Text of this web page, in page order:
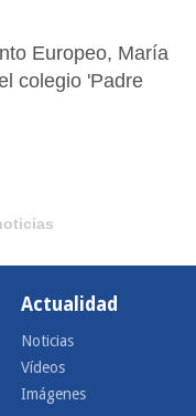
Europeo, María
colegio 'Padre
Actualidad
Noticias
Vídeos
Imágenes